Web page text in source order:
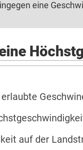
eine
auf der